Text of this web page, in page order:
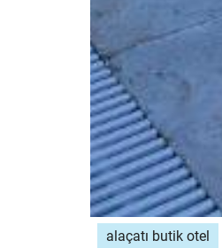
alaçatı butik otel